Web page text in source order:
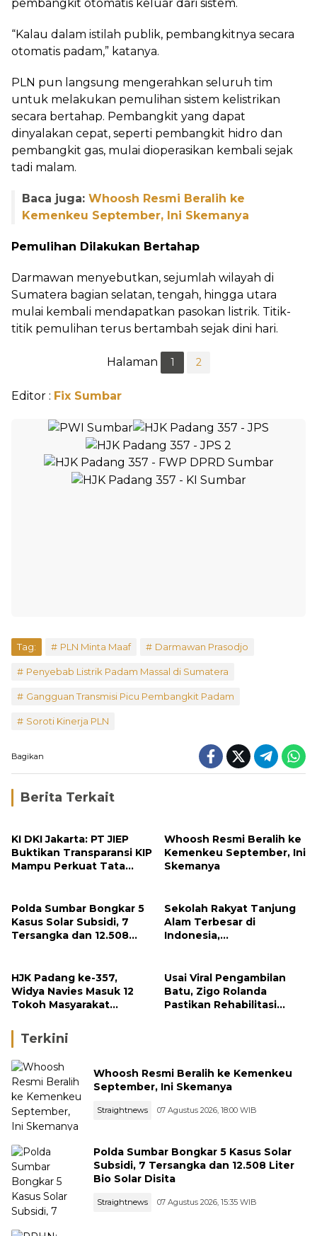
pembangkit otomatis keluar dari sistem.
“Kalau dalam istilah publik, pembangkitnya secara
otomatis padam,” katanya.
PLN pun langsung mengerahkan seluruh tim
untuk melakukan pemulihan sistem kelistrikan
secara bertahap. Pembangkit yang dapat
dinyalakan cepat, seperti pembangkit hidro dan
pembangkit gas, mulai dioperasikan kembali sejak
tadi malam.
Baca juga: Whoosh Resmi Beralih ke
Kemenkeu September, Ini Skemanya
Pemulihan Dilakukan Bertahap
Darmawan menyebutkan, sejumlah wilayah di
Sumatera bagian selatan, tengah, hingga utara
mulai kembali mendapatkan pasokan listrik. Titik-
titik pemulihan terus bertambah sejak dini hari.
Halaman 1 2
Editor : Fix Sumbar
Tag: PLN Minta Maaf Darmawan Prasodjo
Penyebab Listrik Padam Massal di Sumatera
Gangguan Transmisi Picu Pembangkit Padam
Soroti Kinerja PLN
Bagikan
Berita Terkait
KI DKI Jakarta: PT JIEP
Buktikan Transparansi KIP
Mampu Perkuat Tata
Whoosh Resmi Beralih ke
Kemenkeu September, Ini
Skemanya
Polda Sumbar Bongkar 5
Kasus Solar Subsidi, 7
Tersangka dan 12.508
Sekolah Rakyat Tanjung
Alam Terbesar di
Indonesia,
HJK Padang ke-357,
Widya Navies Masuk 12
Tokoh Masyarakat
Pemko Padang
Usai Viral Pengambilan
Batu, Zigo Rolanda
Pastikan Rehabilitasi
Terkini
Whoosh Resmi Beralih ke Kemenkeu
September, Ini Skemanya
Straightnews 07 Agustus 2026, 18:00 WIB
Polda Sumbar Bongkar 5 Kasus Solar
Subsidi, 7 Tersangka dan 12.508 Liter
Bio Solar Disita
Straightnews 07 Agustus 2026, 15:35 WIB